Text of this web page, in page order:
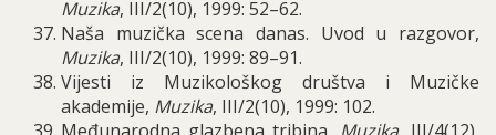
Muzika, III/2(10), 1999: 52–62.
Naša muzička scena danas. Uvod u razgovor,
Muzika, III/2(10), 1999: 89–91.
Vijesti iz Muzikološkog društva i Muzičke
akademije, Muzika, III/2(10), 1999: 102.